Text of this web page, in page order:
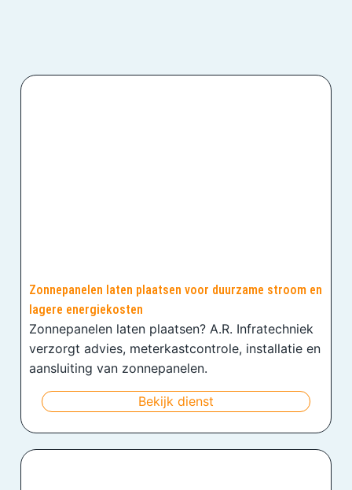
Zonnepanelen laten plaatsen voor duurzame stroom en
lagere energiekosten
Zonnepanelen laten plaatsen? A.R. Infratechniek
verzorgt advies, meterkastcontrole, installatie en
aansluiting van zonnepanelen.
Bekijk dienst